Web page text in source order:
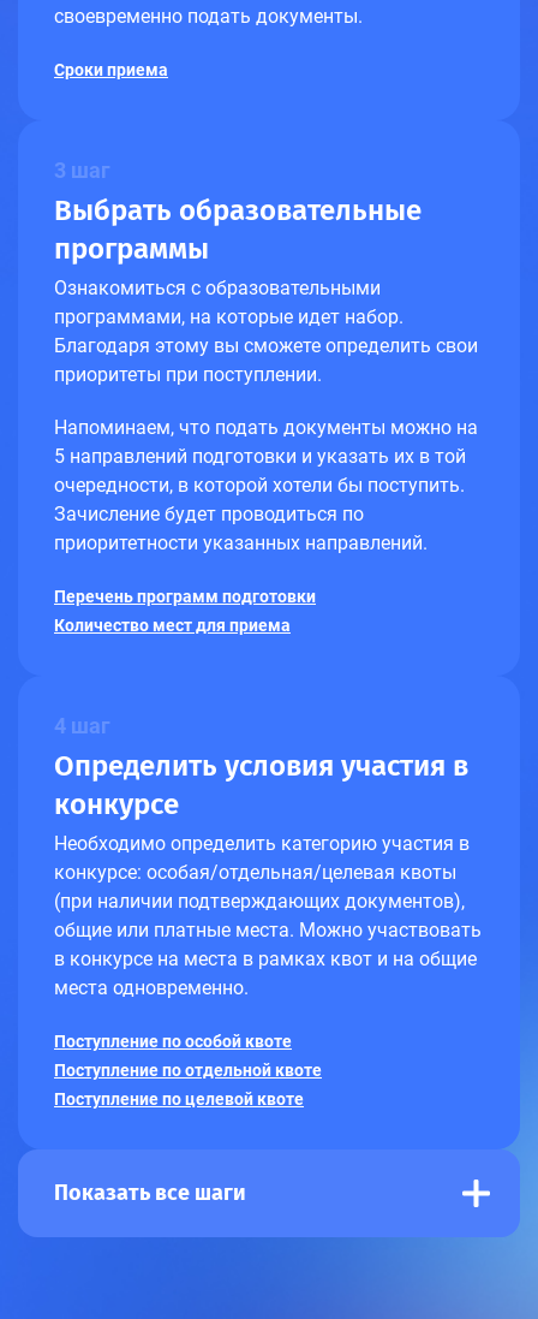
своевременно подать документы.
Сроки приема
3 шаг
Выбрать образовательные
программы
Ознакомиться с образовательными
программами, на которые идет набор.
Благодаря этому вы сможете определить свои
приоритеты при поступлении.
Напоминаем, что подать документы можно на
5 направлений подготовки и указать их в той
очередности, в которой хотели бы поступить.
Зачисление будет проводиться по
приоритетности указанных направлений.
Перечень программ подготовки
Количество мест для приема
4 шаг
Определить условия участия в
конкурсе
Необходимо определить категорию участия в
конкурсе: особая/отдельная/целевая квоты
(при наличии подтверждающих документов),
общие или платные места. Можно участвовать
в конкурсе на места в рамках квот и на общие
места одновременно.
Поступление по особой квоте
Поступление по отдельной квоте
Поступление по целевой квоте
Показать все шаги